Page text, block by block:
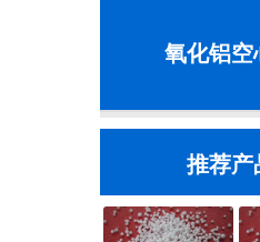
氧化铝空
推荐产